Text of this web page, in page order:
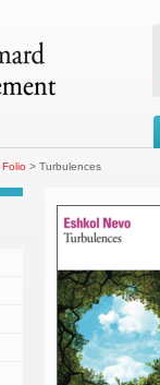
Folio > Turbulences